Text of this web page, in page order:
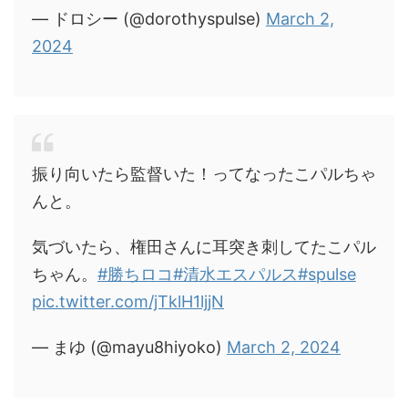
— ドロシー (@dorothyspulse) March 2,
2024
振り向いたら監督いた！ってなったこパルちゃ
んと。
気づいたら、権田さんに耳突き刺してたこパル
ちゃん。 #勝ちロコ#清水エスパルス#spulse
pic.twitter.com/jTklH1ljjN
— まゆ (@mayu8hiyoko) March 2, 2024